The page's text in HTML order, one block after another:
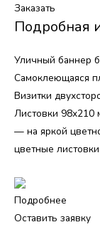
Заказать
Подробная
Уличный баннер
Самоклеющаяся
Визитки
Листовки 98х210
— на яркой
цветные
Подробнее
Оставить заявку